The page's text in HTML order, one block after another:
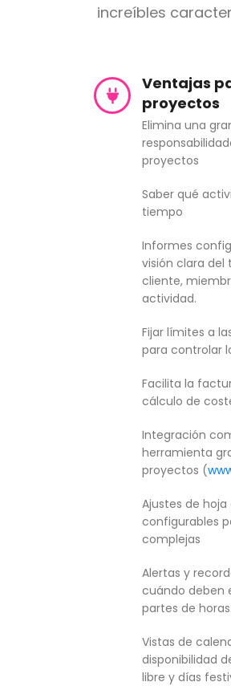
increíbles
Ventajas
proyectos
Elimina una
proyectos
Saber qué
tiempo
Informes
visión clara
cliente,
actividad.
Fijar límites a
para controlar
Facilita la
cálculo de
Integración
herramienta
proyectos (
Ajustes de
configurables
complejas
Alertas y
cuándo deben
partes de horas.
Vistas de
disponibilidad
libre y días